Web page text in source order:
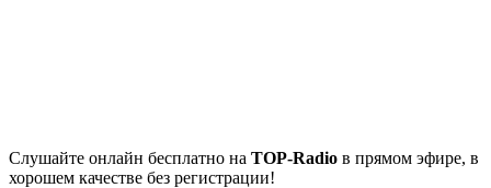
Cлушайте онлайн бесплатно на TOP-Radio в прямом эфире, в
хорошем качестве без регистрации!